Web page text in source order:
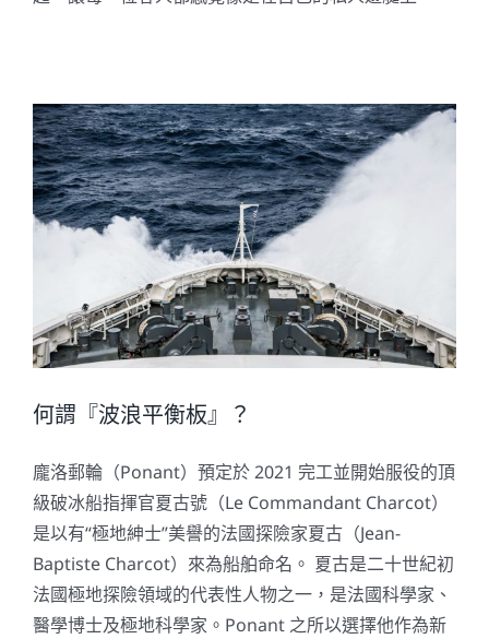
何謂『波浪平衡板』？
龐洛郵輪（Ponant）預定於 2021 完工並開始服役的頂
級破冰船指揮官夏古號（Le Commandant Charcot）
是以有“極地紳士”美譽的法國探險家夏古（Jean-
Baptiste Charcot）來為船舶命名。 夏古是二十世紀初
法國極地探險領域的代表性人物之一，是法國科學家、
醫學博士及極地科學家。Ponant 之所以選擇他作為新